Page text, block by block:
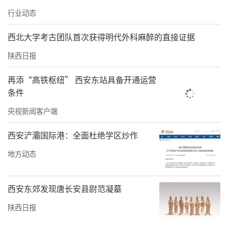
行业动态
西北大学考古团队首次获得明代外科麻醉的直接证据
陕西日报
再添“高铁枢纽” 西安东站具备开通运营
条件
央视新闻客户端
西安浐灞国际港：全面杜绝学区炒作
地方动态
西安东郊发现唐长安县尉范凝墓
陕西日报